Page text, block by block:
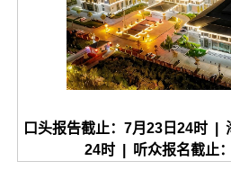
口头报告截止：7月23日24时 |
24时 | 听众报名截止